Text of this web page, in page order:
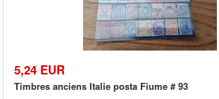
5,24 EUR
Timbres anciens Italie posta Fiume # 93